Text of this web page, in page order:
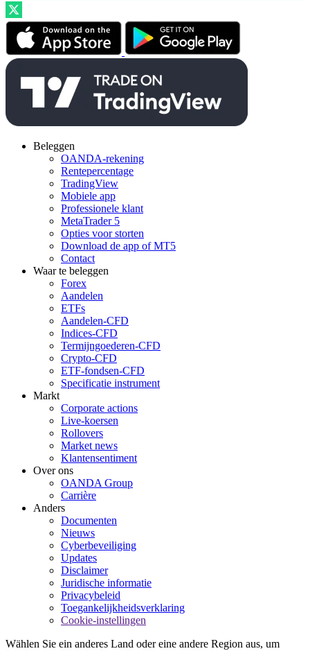
Beleggen
OANDA-rekening
Rentepercentage
TradingView
Mobiele app
Professionele klant
MetaTrader 5
Opties voor storten
Download de app of MT5
Contact
Waar te beleggen
Forex
Aandelen
ETFs
Aandelen-CFD
Indices-CFD
Termijngoederen-CFD
Crypto-CFD
ETF-fondsen-CFD
Specificatie instrument
Markt
Corporate actions
Live-koersen
Rollovers
Market news
Klantensentiment
Over ons
OANDA Group
Carrière
Anders
Documenten
Nieuws
Cyberbeveiliging
Updates
Disclaimer
Juridische informatie
Privacybeleid
Toegankelijkheidsverklaring
Cookie-instellingen
Wählen Sie ein anderes Land oder eine andere Region aus, um